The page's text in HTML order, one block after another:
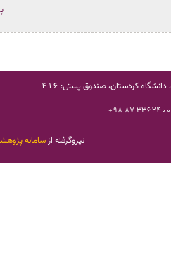
کردستان، صندوق پستی: 416
33624001 87
نیروگرفته از سامانه